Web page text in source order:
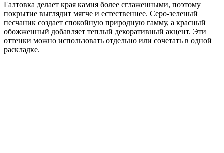
Галтовка делает края камня более сглаженными, поэтому
покрытие выглядит мягче и естественнее. Серо-зеленый
песчаник создает спокойную природную гамму, а красный
обожженный добавляет теплый декоративный акцент. Эти
оттенки можно использовать отдельно или сочетать в одной
раскладке.